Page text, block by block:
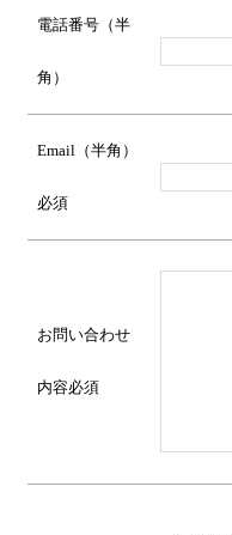
電話番号（半
角）
Email（半角）
必須
お問い合わせ
内容必須